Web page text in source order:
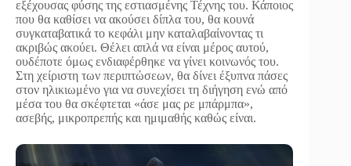
εξέχουσας φύσης της εστιασμένης Τέχνης του. Κάποιος
που θα καθίσει να ακούσει δίπλα του, θα κουνά
συγκαταβατικά το κεφάλι μην καταλαβαίνοντας τι
ακριβώς ακούει. Θέλει απλά να είναι μέρος αυτού,
ουδέποτε όμως ενδιαφέρθηκε να γίνει κοινωνός του.
Στη χείριστη των περιπτώσεων, θα δίνει έξυπνα πάσες
στον ηλικιωμένο για να συνεχίσει τη διήγηση ενώ από
μέσα του θα σκέφτεται «άσε μας ρε μπάρμπα»,
ασεβής, μικροπρεπής και ημιμαθής καθώς είναι.